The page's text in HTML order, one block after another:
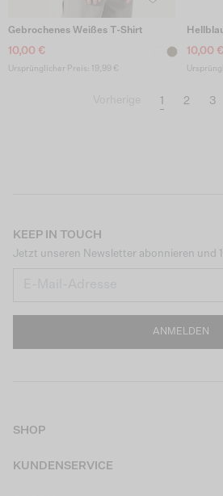
Gebrochenes Weißes T-Shirt
10,00 €
Ursprünglicher Preis: 19,99 €
10,00 €
1 2 3
KEEP IN TOUCH
Jetzt unseren Newsletter abonnieren und
ANMELDEN
SHOP
KUNDENSERVICE